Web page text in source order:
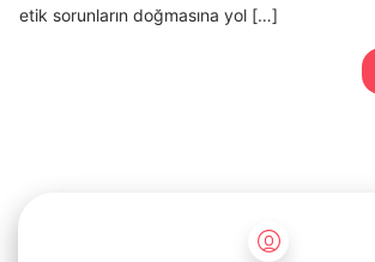
etik sorunların doğmasına yol […]